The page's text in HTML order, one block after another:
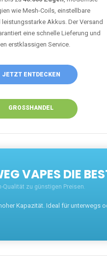
wie Mesh-Coils, einstellbare
Akkus. Der Versand
eine schnelle Lieferung und
erstklassigen Service.
JETZT ENTDECKEN
GROSSHANDEL
VAPES DIE
Qualität zu günstigen Preisen.
Kapazität. Ideal für